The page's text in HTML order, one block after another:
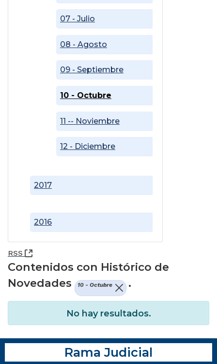
2016
2017
07 - Julio
08 - Agosto
09 - Septiembre
10 - Octubre
11 -- Noviembre
12 - Diciembre
RSS (Abre una nueva ventana)
Contenidos con Histórico de
Novedades
10 - Octubre .
No hay resultados.
Rama Judicial